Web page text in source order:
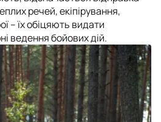
речей, екіпірування,
– їх обіцяють видати
ведення бойових дій.